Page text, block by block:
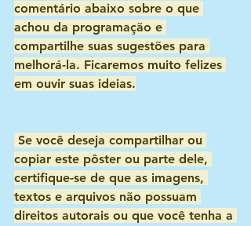
comentário abaixo sobre o que
achou da programação e
compartilhe suas sugestões para
melhorá-la. Ficaremos muito felizes
em ouvir suas ideias.
Se você deseja compartilhar ou
copiar este pôster ou parte dele,
certifique-se de que as imagens,
textos e arquivos não possuam
direitos autorais ou que você tenha a